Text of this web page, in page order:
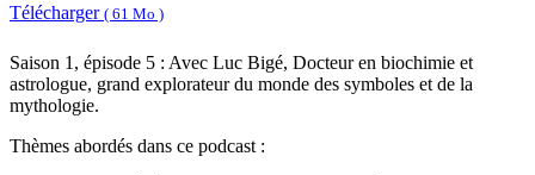
Télécharger ( 61 Mo )
Saison 1, épisode 5 : Avec Luc Bigé, Docteur en biochimie et
astrologue, grand explorateur du monde des symboles et de la
mythologie.
Thèmes abordés dans ce podcast :